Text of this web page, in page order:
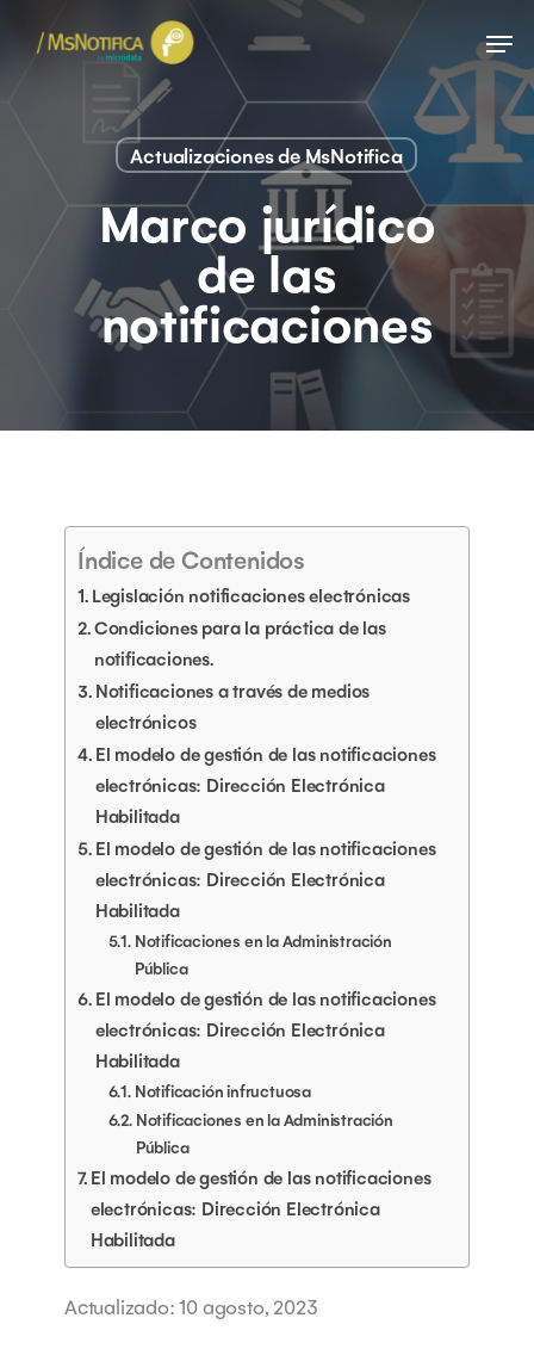
Menu
Actualizaciones de MsNotifica
Marco jurídico
de las
notificaciones
Índice de Contenidos
Legislación notificaciones electrónicas
Condiciones para la práctica de las
notificaciones.
Notificaciones a través de medios
electrónicos
El modelo de gestión de las notificaciones
electrónicas: Dirección Electrónica
Habilitada
El modelo de gestión de las notificaciones
electrónicas: Dirección Electrónica
Habilitada
Notificaciones en la Administración
Pública
El modelo de gestión de las notificaciones
electrónicas: Dirección Electrónica
Habilitada
Notificación infructuosa
Notificaciones en la Administración
Pública
El modelo de gestión de las notificaciones
electrónicas: Dirección Electrónica
Habilitada
Actualizado: 10 agosto, 2023